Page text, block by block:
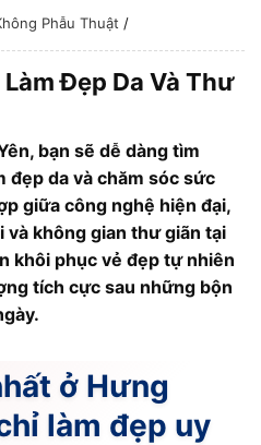
Phẫu Thuật /
Đẹp Da Và Thư
bạn sẽ dễ dàng tìm
đẹp da và chăm sóc sức
giữa công nghệ hiện đại,
không gian thư giãn tại
khôi phục vẻ đẹp tự nhiên
tích cực sau những bộn
ở Hưng
làm đẹp uy